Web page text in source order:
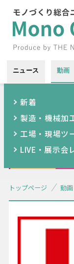
ニュース 動画
新着
製造・機械加
工場・現場ツ
LIVE・展示会
トップページ 動画